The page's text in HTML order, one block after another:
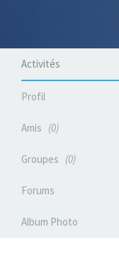
Activités
Profil
Amis 0
Groupes 0
Forums
Album Photo